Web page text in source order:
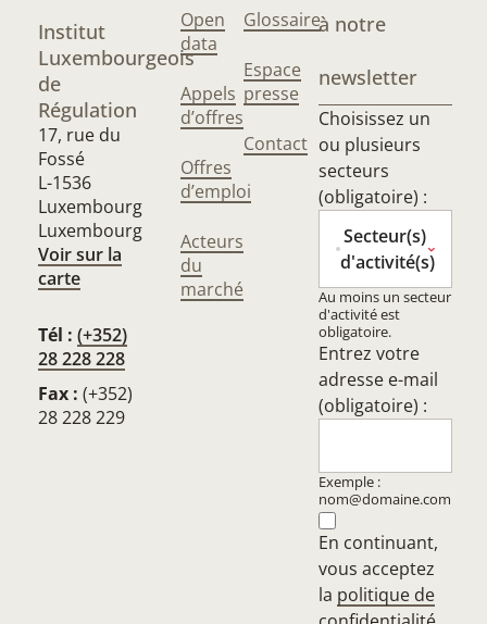
Institut
Luxembourgeois
de
Régulation
17, rue du
Fossé
L-1536
Luxembourg
Luxembourg
Voir sur la
carte
Tél : (+352)
28 228 228
Fax : (+352)
28 228 229
Open
data
Appels
d’offres
Offres
d’emploi
Acteurs
du
marché
Glossaire
Espace
presse
Contact
à notre
newsletter
Choisissez un
ou plusieurs
secteurs
(obligatoire) :
Secteur(s)
d'activité(s)
Au moins un secteur
d'activité est
obligatoire.
Entrez votre
adresse e-mail
(obligatoire) :
Exemple :
nom@domaine.com
En continuant,
vous acceptez
la politique de